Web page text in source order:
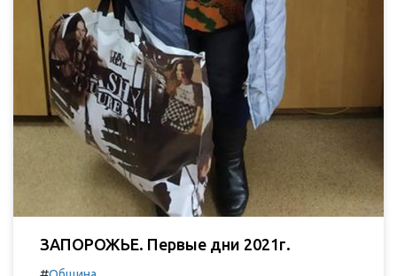
ЗАПОРОЖЬЕ. Первые дни 2021г.